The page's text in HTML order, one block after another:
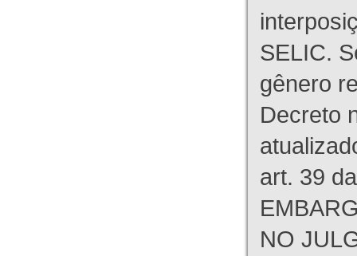
SELIC.
gênero
Decreto
art. 39
NO